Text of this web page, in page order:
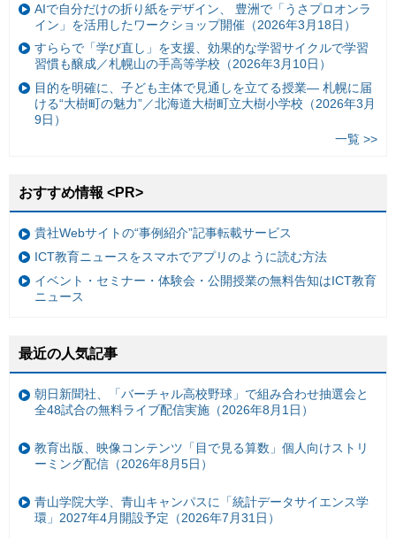
AIで自分だけの折り紙をデザイン、 豊洲で「うさプロオンラ
イン」を活用したワークショップ開催（2026年3月18日）
すららで「学び直し」を支援、効果的な学習サイクルで学習
習慣も醸成／札幌山の手高等学校（2026年3月10日）
目的を明確に、子ども主体で見通しを立てる授業— 札幌に届
ける“大樹町の魅力”／北海道大樹町立大樹小学校（2026年3月
9日）
一覧 >>
おすすめ情報 <PR>
貴社Webサイトの“事例紹介”記事転載サービス
ICT教育ニュースをスマホでアプリのように読む方法
イベント・セミナー・体験会・公開授業の無料告知はICT教育
ニュース
最近の人気記事
朝日新聞社、「バーチャル高校野球」で組み合わせ抽選会と
全48試合の無料ライブ配信実施（2026年8月1日）
教育出版、映像コンテンツ「目で見る算数」個人向けストリ
ーミング配信（2026年8月5日）
青山学院大学、青山キャンパスに「統計データサイエンス学
環」2027年4月開設予定（2026年7月31日）